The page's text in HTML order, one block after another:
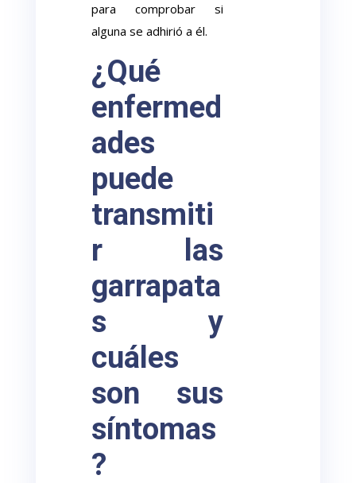
para comprobar si
alguna se adhirió a él.
¿Qué
enfermed
ades
puede
transmiti
r las
garrapata
s y
cuáles
son sus
síntomas
?